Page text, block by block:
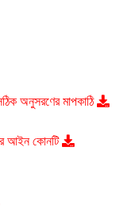
অনুসরণের মাপকাঠি
আইন কোনটি